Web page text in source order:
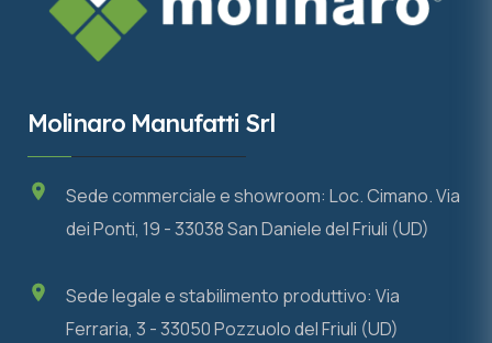
Molinaro Manufatti Srl
Sede commerciale e showroom: Loc. Cimano. Via
dei Ponti, 19 - 33038 San Daniele del Friuli (UD)
Sede legale e stabilimento produttivo: Via
Ferraria, 3 - 33050 Pozzuolo del Friuli (UD)